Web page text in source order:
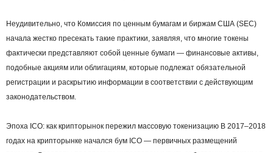
Неудивительно, что Комиссия по ценным бумагам и биржам США (SEC)
начала жестко пресекать такие практики, заявляя, что многие токены
фактически представляют собой ценные бумаги — финансовые активы,
подобные акциям или облигациям, которые подлежат обязательной
регистрации и раскрытию информации в соответствии с действующим
законодательством.
Эпоха ICO: как крипторынок пережил массовую токенизацию В 2017–2018
годах на крипторынке начался бум ICO — первичных размещений